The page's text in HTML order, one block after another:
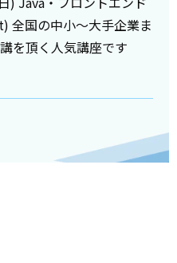
全国の中小～大手企業ま
を頂く人気講座です